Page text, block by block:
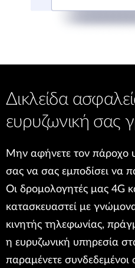
Δικλείδα
ευρυζωνική σας
Μην αφήνετε τον πάροχο
σας να σας εμποδίσει να
Οι δρομολογητές μας 4G
κατασκευαστεί με
κινητής τηλεφωνίας,
η ευρυζωνική υπηρεσία
παραμένετε συνδεδεμένοι